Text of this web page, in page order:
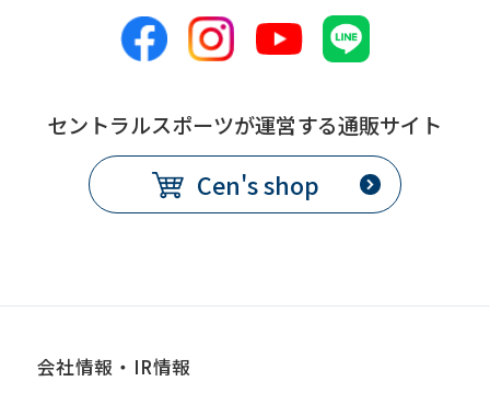
セントラルスポーツが運営する通販サイト
Cen's shop
会社情報・IR情報